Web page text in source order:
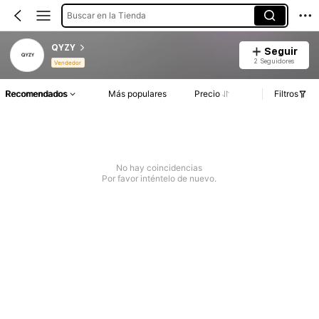
Buscar en la Tienda
QYZY
Vendedor
Seguir
2 Seguidores
Recomendados Más populares Precio Filtros
No hay coincidencias
Por favor inténtelo de nuevo.